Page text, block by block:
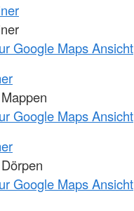
Google Maps Ansicht
Google Maps Ansicht
Google Maps Ansicht